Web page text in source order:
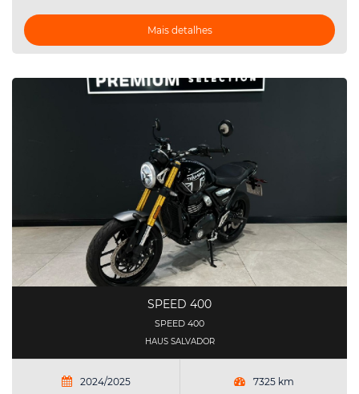
Mais detalhes
SPEED 400
SPEED 400
HAUS SALVADOR
2024/2025 7325 km